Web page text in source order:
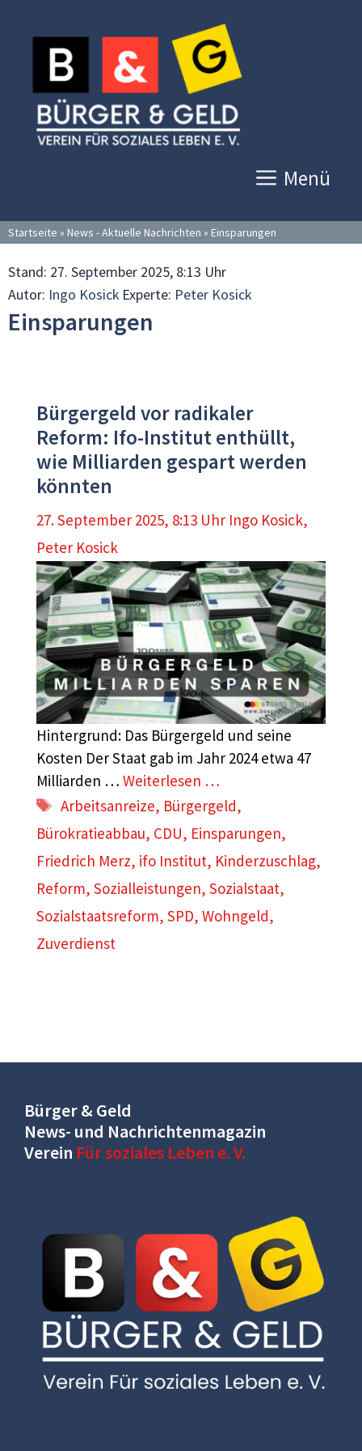
Inhalt
springen
Menü
Startseite » News - Aktuelle Nachrichten » Einsparungen
Stand: 27. September 2025, 8:13 Uhr
Autor: Ingo Kosick Experte: Peter Kosick
Einsparungen
Bürgergeld vor radikaler
Reform: Ifo-Institut enthüllt,
wie Milliarden gespart werden
könnten
27. September 2025, 8:13 Uhr Ingo Kosick,
Peter Kosick
Hintergrund: Das Bürgergeld und seine
Kosten Der Staat gab im Jahr 2024 etwa 47
Milliarden … Weiterlesen …
Schlagwörter
Arbeitsanreize, Bürgergeld,
Bürokratieabbau, CDU, Einsparungen,
Friedrich Merz, ifo Institut, Kinderzuschlag,
Reform, Sozialleistungen, Sozialstaat,
Sozialstaatsreform, SPD, Wohngeld,
Zuverdienst
Bürger & Geld
News- und Nachrichtenmagazin
Verein Für soziales Leben e. V.